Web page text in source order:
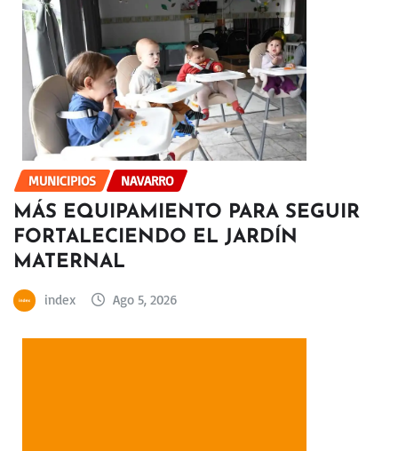
MUNICIPIOS NAVARRO
MÁS EQUIPAMIENTO PARA SEGUIR
FORTALECIENDO EL JARDÍN
MATERNAL
index Ago 5, 2026